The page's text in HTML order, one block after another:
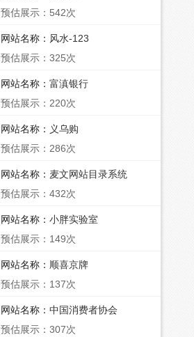
预估展示：542次
网站名称： 风水-123
预估展示：325次
网站名称： 富滇银行
预估展示：220次
网站名称： 义乌购
预估展示：286次
网站名称： 麦文网站目录系统
预估展示：432次
网站名称： 小胖实验室
预估展示：149次
网站名称： 顺喜京牌
预估展示：137次
网站名称： 中国消费者协会
预估展示：307次